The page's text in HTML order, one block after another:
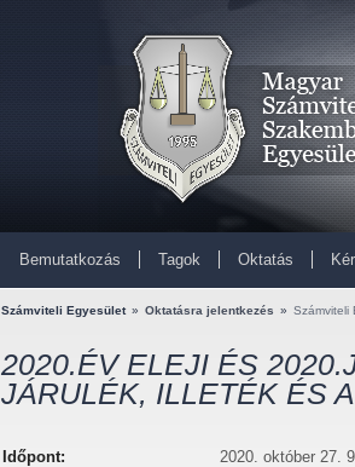
Bemutatkozás Tagok Oktatás
Számviteli Egyesület » Oktatásra jelentkezés » Számviteli
2020.ÉV ELEJI ÉS
JÁRULÉK, ILLETÉK ÉS
Időpont:
2020. október 27.